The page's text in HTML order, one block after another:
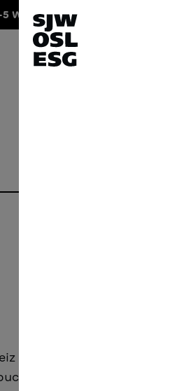
Werktagen
Germanistik und lebt
Unter dem